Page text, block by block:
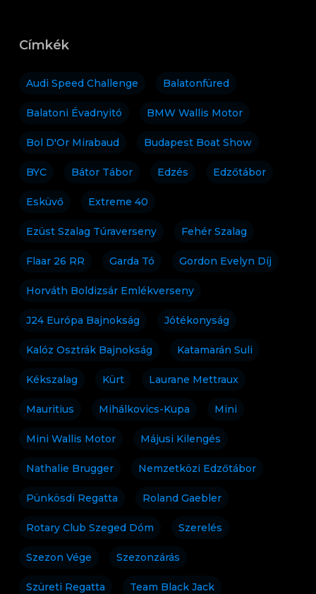
Címkék
Audi Speed Challenge Balatonfüred
Balatoni Évadnyitó BMW Wallis Motor
Bol D'Or Mirabaud Budapest Boat Show
BYC Bátor Tábor Edzés Edzőtábor
Esküvő Extreme 40
Ezüst Szalag Túraverseny Fehér Szalag
Flaar 26 RR Garda Tó Gordon Evelyn Díj
Horváth Boldizsár Emlékverseny
J24 Európa Bajnokság Jótékonyság
Kalóz Osztrák Bajnokság Katamarán Suli
Kékszalag Kürt Laurane Mettraux
Mauritius Mihálkovics-Kupa Mini
Mini Wallis Motor Májusi Kilengés
Nathalie Brugger Nemzetközi Edzőtábor
Pünkösdi Regatta Roland Gaebler
Rotary Club Szeged Dóm Szerelés
Szezon Vége Szezonzárás
Szüreti Regatta Team Black Jack